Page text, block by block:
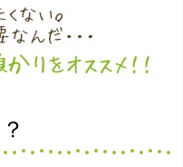
とても丁寧でお話がし
!!満足出来る買取です。